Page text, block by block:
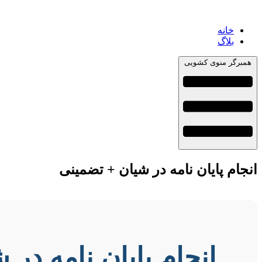
خانه
بلاگ
همبرگر منوی کشویی
انجام پایان نامه در شیان + تضمینی